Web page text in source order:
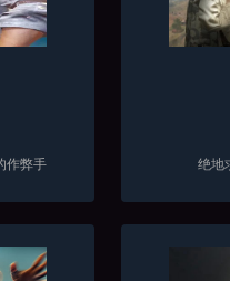
作弊手
绝地